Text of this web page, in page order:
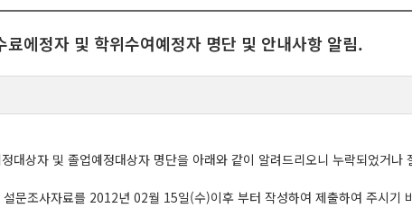
에정자 및 학위수여예정자 명단 및 안내사항 알림.
상자 및 졸업예정대상자 명단을 아래와 같이 알려드리오니 누락되었거나
문조사자료를 2012년 02월 15일(수)이후 부터 작성하여 제출하여 주시기